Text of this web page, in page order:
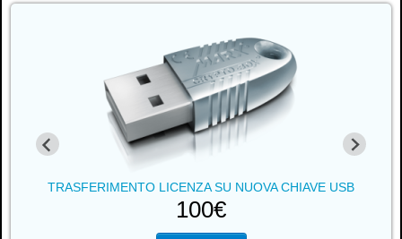
TRASFERIMENTO LICENZA SU NUOVA CHIAVE USB
100€